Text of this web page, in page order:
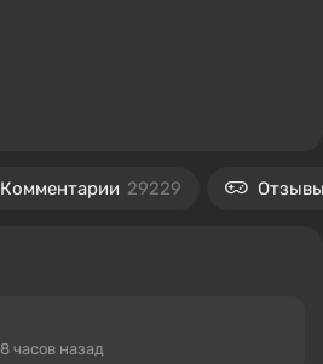
Комментарии 29229
8 часов назад